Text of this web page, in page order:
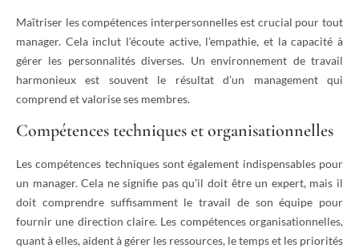
Maîtriser les compétences interpersonnelles est crucial pour tout
manager. Cela inclut l’écoute active, l’empathie, et la capacité à
gérer les personnalités diverses. Un environnement de travail
harmonieux est souvent le résultat d’un management qui
comprend et valorise ses membres.
Compétences techniques et organisationnelles
Les compétences techniques sont également indispensables pour
un manager. Cela ne signifie pas qu’il doit être un expert, mais il
doit comprendre suffisamment le travail de son équipe pour
fournir une direction claire. Les compétences organisationnelles,
quant à elles, aident à gérer les ressources, le temps et les priorités